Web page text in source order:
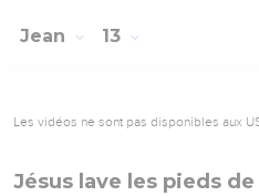
Jean 13
Les vidéos ne sont pas disponibles aux
Jésus lave les pieds